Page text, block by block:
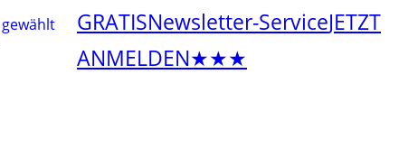
GRATISNewsletter-ServiceJETZT
ANMELDEN★★★